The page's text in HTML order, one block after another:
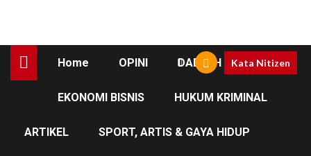
Home OPINI DAERAH
EKONOMI BISNIS HUKUM KRIMINAL
ARTIKEL SPORT, ARTIS & GAYA HIDUP
Kata Nitizen